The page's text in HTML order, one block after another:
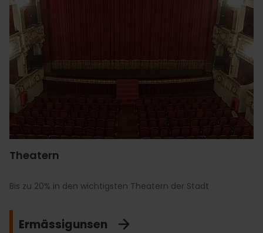
Theatern
Bis zu 20% in den wichtigsten Theatern der Stadt
Ermässigunsen